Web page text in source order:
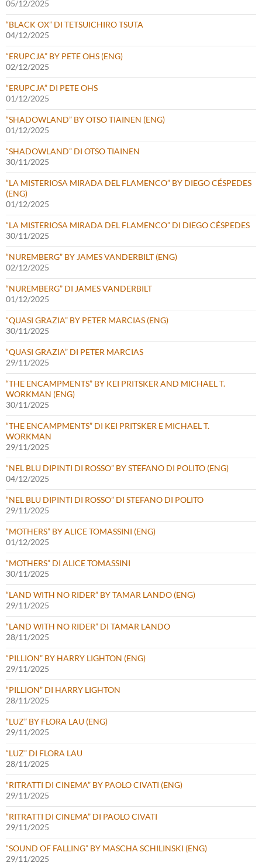
05/12/2025
“BLACK OX” DI TETSUICHIRO TSUTA
04/12/2025
“ERUPCJA” BY PETE OHS (ENG)
02/12/2025
“ERUPCJA” DI PETE OHS
01/12/2025
“SHADOWLAND” BY OTSO TIAINEN (ENG)
01/12/2025
“SHADOWLAND” DI OTSO TIAINEN
30/11/2025
“LA MISTERIOSA MIRADA DEL FLAMENCO” BY DIEGO CÉSPEDES
(ENG)
01/12/2025
“LA MISTERIOSA MIRADA DEL FLAMENCO” DI DIEGO CÉSPEDES
30/11/2025
“NUREMBERG” BY JAMES VANDERBILT (ENG)
02/12/2025
“NUREMBERG” DI JAMES VANDERBILT
01/12/2025
“QUASI GRAZIA” BY PETER MARCIAS (ENG)
30/11/2025
“QUASI GRAZIA” DI PETER MARCIAS
29/11/2025
“THE ENCAMPMENTS” BY KEI PRITSKER AND MICHAEL T.
WORKMAN (ENG)
30/11/2025
“THE ENCAMPMENTS” DI KEI PRITSKER E MICHAEL T.
WORKMAN
29/11/2025
“NEL BLU DIPINTI DI ROSSO” BY STEFANO DI POLITO (ENG)
04/12/2025
“NEL BLU DIPINTI DI ROSSO” DI STEFANO DI POLITO
29/11/2025
“MOTHERS” BY ALICE TOMASSINI (ENG)
01/12/2025
“MOTHERS” DI ALICE TOMASSINI
30/11/2025
“LAND WITH NO RIDER” BY TAMAR LANDO (ENG)
29/11/2025
“LAND WITH NO RIDER” DI TAMAR LANDO
28/11/2025
“PILLION” BY HARRY LIGHTON (ENG)
29/11/2025
“PILLION” DI HARRY LIGHTON
28/11/2025
“LUZ” BY FLORA LAU (ENG)
29/11/2025
“LUZ” DI FLORA LAU
28/11/2025
“RITRATTI DI CINEMA” BY PAOLO CIVATI (ENG)
29/11/2025
“RITRATTI DI CINEMA” DI PAOLO CIVATI
29/11/2025
“SOUND OF FALLING” BY MASCHA SCHILINSKI (ENG)
29/11/2025